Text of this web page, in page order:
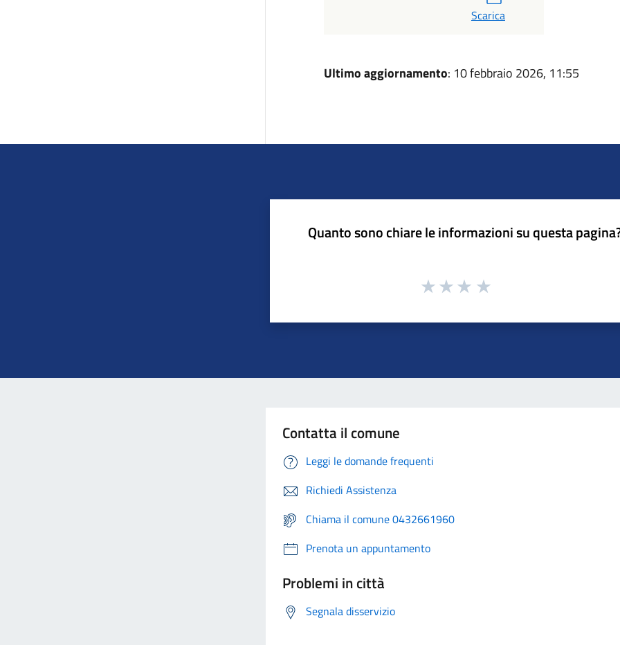
Scarica
Ultimo aggiornamento: 10 febbraio 2026, 11:55
Quanto sono chiare le informazioni su questa
Contatta il comune
Leggi le domande frequenti
Richiedi Assistenza
Chiama il comune 0432661960
Prenota un appuntamento
Problemi in città
Segnala disservizio